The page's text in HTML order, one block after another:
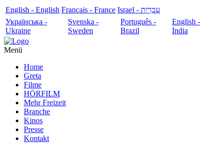
English - English Français - France
עִבְרִית - Israel
Українська -
Ukraine
Svenska -
Sweden
Português -
Brazil
English -
India
Menü
Home
Greta
Filme
HÖRFILM
Mehr Freizeit
Branche
Kinos
Presse
Kontakt